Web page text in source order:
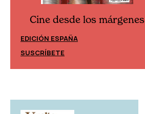
Cine desde los márgenes
EDICIÓN ESPAÑA
SUSCRÍBETE